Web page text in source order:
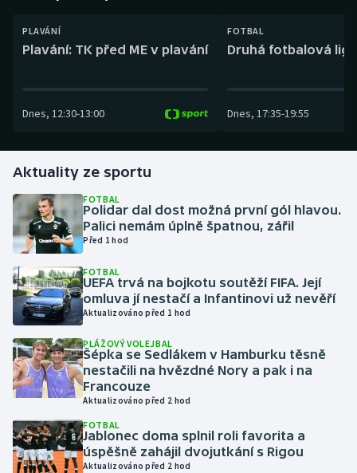
Curling
Golf
Gymnastika
Házená
Jezdectví
Judo
Krasobruslení
Lyže a snowboard
PLAVÁNÍ
Plavání: TK před ME v plavání
Dnes, 12:30-13:00
FOTBAL
Druhá fotbalová
Dnes, 17:35-19:55
Aktuality ze sportu
FOTBAL
Polidar dal dost možná první gól hlavou.
Palici nemám úplně špatnou, zářil
Před 1 hod
FOTBAL
UEFA trvá na bojkotu soutěží FIFA. Její
omluva jí nestačí a Infantinovi už nevěří
Aktualizováno před 1 hod
PLÁŽOVÝ VOLEJBAL
Šépka se Sedlákem v Hamburku těsně
nestačili na hvězdné Nory a pak i na
Francouze
Aktualizováno před 2 hod
FOTBAL
Jablonec doma splnil roli favorita a
úspěšně zahájil dvojutkání s Rigou
Aktualizováno před 2 hod